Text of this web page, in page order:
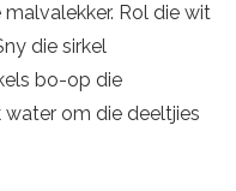
Rol die wit
die sirkel
bo-op die
water om die deeltjies